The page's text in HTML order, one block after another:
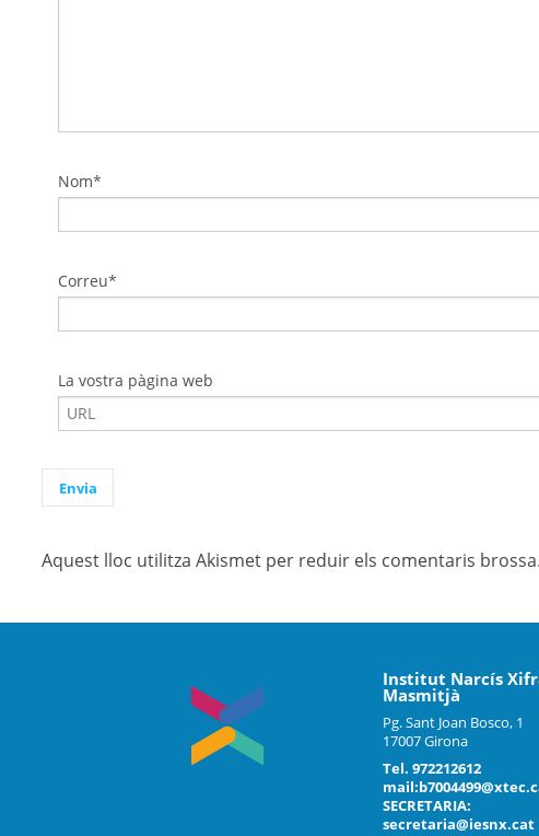
Nom*
Correu*
La vostra pàgina web
Aquest lloc utilitza Akismet per reduir els comentaris brossa.
Institut Narcís
Masmitjà
Pg. Sant Joan Bosco, 1
17007 Girona
Tel. 972212612
SECRETARIA:
secretaria@iesnx.cat